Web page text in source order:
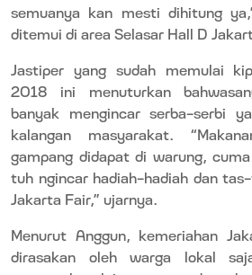
semuanya kan mesti dihitung
ditemui di area Selasar Hall D
Jastiper yang sudah memulai
2018 ini menuturkan
banyak mengincar serba-serbi
kalangan masyarakat.
gampang didapat di warung,
tuh ngincar hadiah-hadiah dan
Jakarta Fair,” ujarnya.
Menurut Anggun, kemeriahan
dirasakan oleh warga lokal